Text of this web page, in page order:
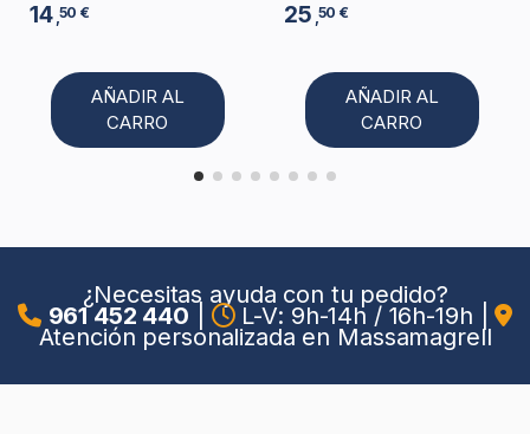
14 ,50 €
AÑADIR AL
CARRO
25 ,50 €
AÑADIR AL
CARRO
¿Necesitas ayuda con tu pedido?
961 452 440 L-V: 9h-14h / 16h-19h
Atención personalizada en Massamagrell